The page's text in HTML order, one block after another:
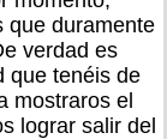
que duramente
verdad es
que tenéis de
mostraros el
lograr salir del